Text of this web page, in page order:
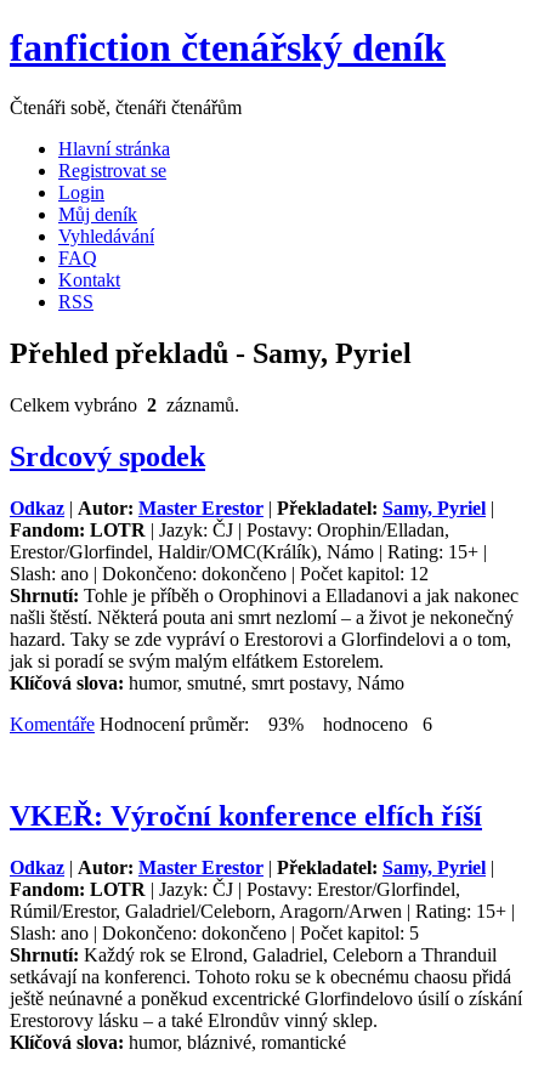
fanfiction čtenářský deník
Čtenáři sobě, čtenáři čtenářům
Hlavní stránka
Registrovat se
Login
Můj deník
Vyhledávání
FAQ
Kontakt
RSS
Přehled překladů - Samy, Pyriel
Celkem vybráno 2 záznamů.
Srdcový spodek
Odkaz | Autor: Master Erestor | Překladatel: Samy, Pyriel |
Fandom: LOTR | Jazyk: ČJ | Postavy: Orophin/Elladan,
Erestor/Glorfindel, Haldir/OMC(Králík), Námo | Rating: 15+ |
Slash: ano | Dokončeno: dokončeno | Počet kapitol: 12
Shrnutí: Tohle je příběh o Orophinovi a Elladanovi a jak nakonec
našli štěstí. Některá pouta ani smrt nezlomí – a život je nekonečný
hazard. Taky se zde vypráví o Erestorovi a Glorfindelovi a o tom,
jak si poradí se svým malým elfátkem Estorelem.
Klíčová slova: humor, smutné, smrt postavy, Námo
Komentáře Hodnocení průměr: 93% hodnoceno 6
VKEŘ: Výroční konference elfích říší
Odkaz | Autor: Master Erestor | Překladatel: Samy, Pyriel |
Fandom: LOTR | Jazyk: ČJ | Postavy: Erestor/Glorfindel,
Rúmil/Erestor, Galadriel/Celeborn, Aragorn/Arwen | Rating: 15+ |
Slash: ano | Dokončeno: dokončeno | Počet kapitol: 5
Shrnutí: Každý rok se Elrond, Galadriel, Celeborn a Thranduil
setkávají na konferenci. Tohoto roku se k obecnému chaosu přidá
ještě neúnavné a poněkud excentrické Glorfindelovo úsilí o získání
Erestorovy lásku – a také Elrondův vinný sklep.
Klíčová slova: humor, bláznivé, romantické